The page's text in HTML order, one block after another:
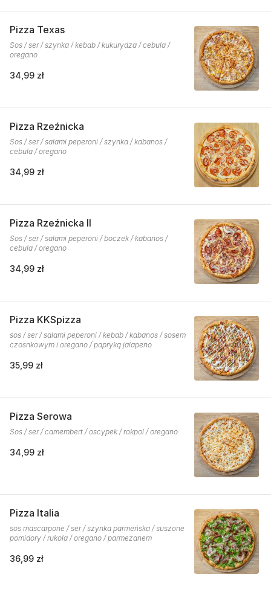
Pizza Texas
Sos / ser / szynka / kebab / kukurydza / cebula /
oregano
34,99 zł
Pizza Rzeźnicka
Sos / ser / salami peperoni / szynka / kabanos /
cebula / oregano
34,99 zł
Pizza Rzeźnicka II
Sos / ser / salami peperoni / boczek / kabanos /
cebula / oregano
34,99 zł
Pizza KKSpizza
sos / ser / salami peperoni / kebab / kabanos / sosem
czosnkowym i oregano / papryką jalapeno
35,99 zł
Pizza Serowa
Sos / ser / camembert / oscypek / rokpol / oregano
34,99 zł
Pizza Italia
sos mascarpone / ser / szynka parmeńska / suszone
pomidory / rukola / oregano / parmezanem
36,99 zł